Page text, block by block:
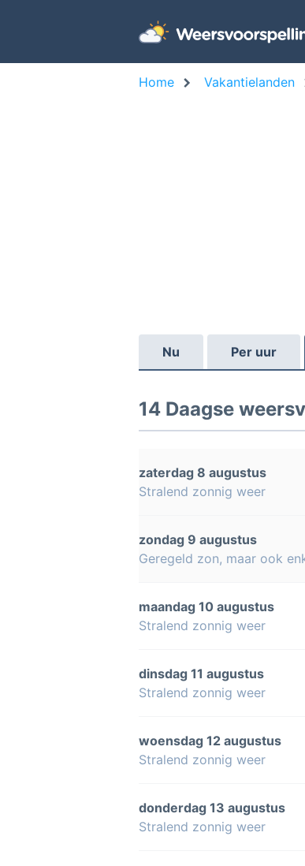
Home Vakantielanden
Nu Per uur
14 Daagse
zaterdag 8 augustus
Stralend zonnig weer
zondag 9 augustus
Geregeld zon, maar ook
maandag 10 augustus
Stralend zonnig weer
dinsdag 11 augustus
Stralend zonnig weer
woensdag 12 augustus
Stralend zonnig weer
donderdag 13 augustus
Stralend zonnig weer